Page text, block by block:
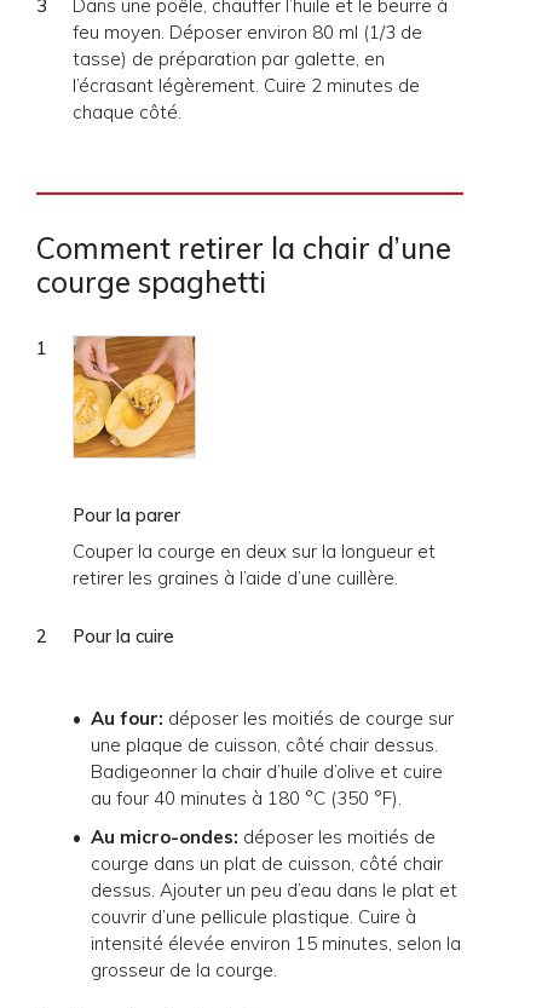
Dans une poêle, chauffer l’huile et le beurre à
feu moyen. Déposer environ 80 ml (1/3 de
tasse) de préparation par galette, en
l’écrasant légèrement. Cuire 2 minutes de
chaque côté.
Comment retirer la chair d’une
courge spaghetti
Pour la parer
Couper la courge en deux sur la longueur et
retirer les graines à l’aide d’une cuillère.
Pour la cuire
Au four: déposer les moitiés de courge sur
une plaque de cuisson, côté chair dessus.
Badigeonner la chair d’huile d’olive et cuire
au four 40 minutes à 180 °C (350 °F).
Au micro-ondes: déposer les moitiés de
courge dans un plat de cuisson, côté chair
dessus. Ajouter un peu d’eau dans le plat et
couvrir d’une pellicule plastique. Cuire à
intensité élevée environ 15 minutes, selon la
grosseur de la courge.